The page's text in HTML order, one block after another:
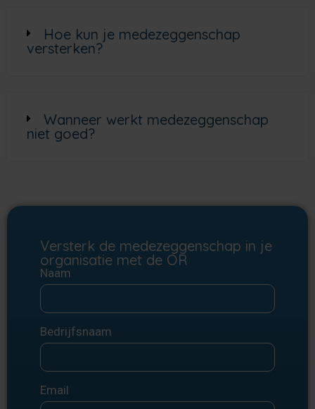
Hoe kun je medezeggenschap
versterken?
Wanneer werkt medezeggenschap
niet goed?
Versterk de medezeggenschap in je
organisatie met de OR
Naam
Bedrijfsnaam
Email